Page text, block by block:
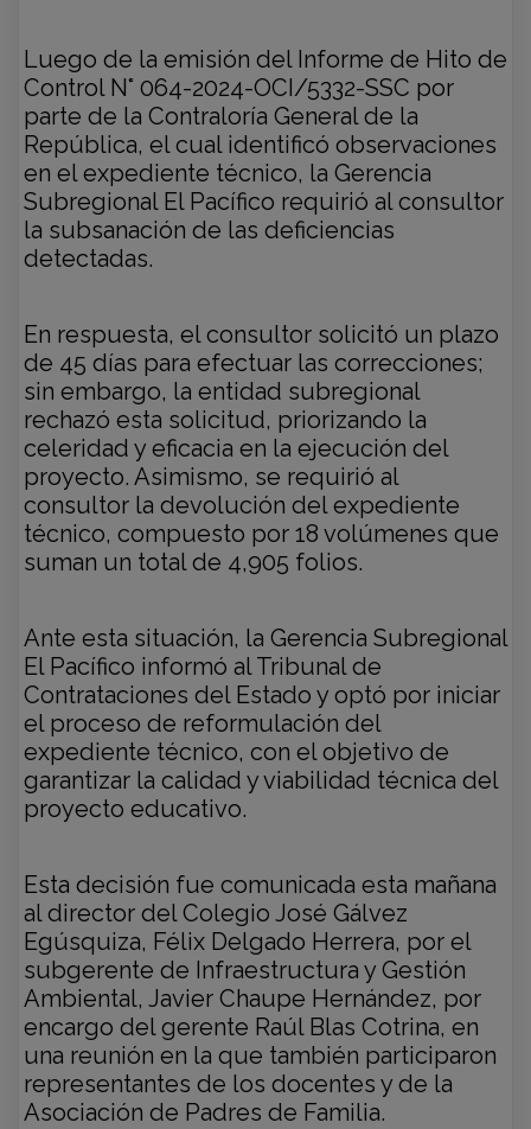
Luego de la emisión del Informe de Hito de
Control N° 064-2024-OCI/5332-SSC por
parte de la Contraloría General de la
República, el cual identificó observaciones
en el expediente técnico, la Gerencia
Subregional El Pacífico requirió al consultor
la subsanación de las deficiencias
detectadas.
En respuesta, el consultor solicitó un plazo
de 45 días para efectuar las correcciones;
sin embargo, la entidad subregional
rechazó esta solicitud, priorizando la
celeridad y eficacia en la ejecución del
proyecto. Asimismo, se requirió al
consultor la devolución del expediente
técnico, compuesto por 18 volúmenes que
suman un total de 4,905 folios.
Ante esta situación, la Gerencia Subregional
El Pacífico informó al Tribunal de
Contrataciones del Estado y optó por iniciar
el proceso de reformulación del
expediente técnico, con el objetivo de
garantizar la calidad y viabilidad técnica del
proyecto educativo.
Esta decisión fue comunicada esta mañana
al director del Colegio José Gálvez
Egúsquiza, Félix Delgado Herrera, por el
subgerente de Infraestructura y Gestión
Ambiental, Javier Chaupe Hernández, por
encargo del gerente Raúl Blas Cotrina, en
una reunión en la que también participaron
representantes de los docentes y de la
Asociación de Padres de Familia.